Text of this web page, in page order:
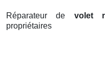
Réparateur de volet
propriétaires